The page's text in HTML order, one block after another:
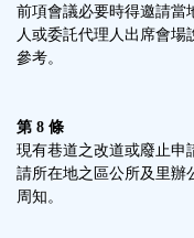
前項會議必要時得邀請當
人或委託代理人出席會
參考。
第 8 條
現有巷道之改道或廢止申
請所在地之區公所及里辦
周知。